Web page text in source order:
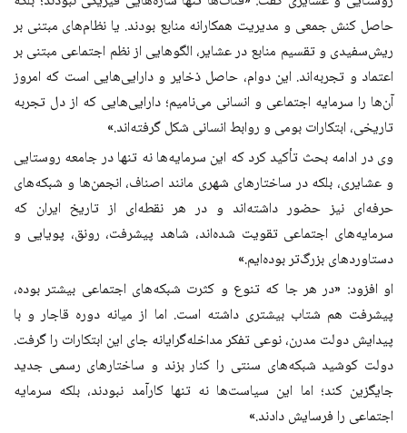
حاصل کنش جمعی و مدیریت همکارانه منابع بودند. یا نظام‌های مبتنی بر
ریش‌سفیدی و تقسیم منابع در عشایر، الگوهایی از نظم اجتماعی مبتنی بر
اعتماد و تجربه‌اند. این دوام، حاصل ذخایر و دارایی‌هایی است که امروز
آن‌ها را سرمایه اجتماعی و انسانی می‌نامیم؛ دارایی‌هایی که از دل تجربه
تاریخی، ابتکارات بومی و روابط انسانی شکل گرفته‌اند.»
وی در ادامه بحث تأکید کرد که این سرمایه‌ها نه تنها در جامعه روستایی
و عشایری، بلکه در ساختارهای شهری مانند اصناف، انجمن‌ها و شبکه‌های
حرفه‌ای نیز حضور داشته‌اند و در هر نقطه‌ای از تاریخ ایران که
سرمایه‌های اجتماعی تقویت شده‌اند، شاهد پیشرفت، رونق، پویایی و
دستاوردهای بزرگ‌تر بوده‌ایم.»
او افزود: «در هر جا که تنوع و کثرت شبکه‌های اجتماعی بیشتر بوده،
پیشرفت هم شتاب بیشتری داشته است. اما از میانه دوره قاجار و با
پیدایش دولت مدرن، نوعی تفکر مداخله‌گرایانه جای این ابتکارات را گرفت.
دولت کوشید شبکه‌های سنتی را کنار بزند و ساختارهای رسمی جدید
جایگزین کند؛ اما این سیاست‌ها نه تنها کارآمد نبودند، بلکه سرمایه
اجتماعی را فرسایش دادند.»